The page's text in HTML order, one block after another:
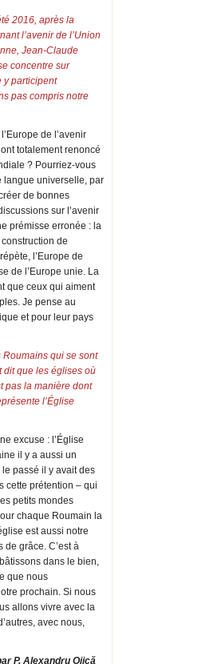
2016, après la
l’avenir de l’Union
Jean-Claude
concentre sur
y participent
pas compris notre
de l’avenir
totalement renoncé
? Pourriez-vous
langue universelle, par
de bonnes
sur l’avenir
prémisse erronée : la
de
l’Europe de
de l’Europe unie. La
que ceux qui aiment
Je pense au
et pour leur pays
Roumains qui se sont
dit que les églises où
pas la manière dont
l’Église
excuse : l’Église
il y a aussi un
passé il y avait des
cette prétention – qui
petits mondes
chaque Roumain la
est aussi notre
grâce. C’est à
dans le bien,
que nous
prochain. Si nous
allons vivre avec la
avec nous,
P. Alexandru Ojică